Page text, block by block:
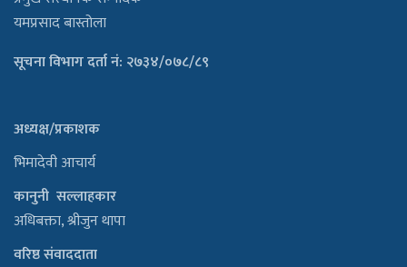
यमप्रसाद बास्तोला
सूचना विभाग दर्ता नं: २७३४/०७८/८९
अध्यक्ष/प्रकाशक
भिमादेवी आचार्य
कानुनी सल्लाहकार
अधिबक्ता, श्रीजुन थापा
वरिष्ठ संवाददाता